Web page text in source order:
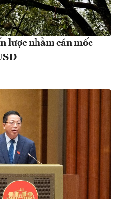
lược nhằm cán mốc